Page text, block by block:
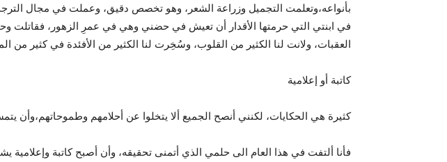
بأنواعه،وتعلمت التجميل وزراعة الشعر، وهو تخصص دقيق، وعملت في مجال
في ابنتي التي حرمتها الأقدار أن تعيش في حضني وهي في عمرِ الزهور، فقاتلت
العقبات، ولانت لنا الكثير من القلوب، وسُخِرت لنا الكثير من الأفئدة في كثير من
كاتبة أو إعلامية
كثيرة هي الحكايات، لكنني أنصح الجميع ألا يتخلوا عن أحلامهم وطموحاتهم،وأن
فأنا ألتفت في هذا العام الى حلمي الذي أتمنى تحقيقه، وأن أصبح كاتبة وإعلامية